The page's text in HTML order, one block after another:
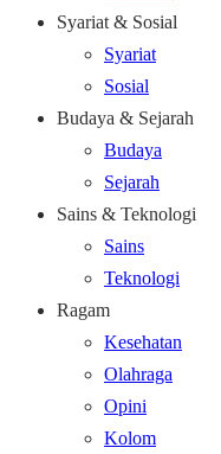
Syariat & Sosial
Syariat
Sosial
Budaya & Sejarah
Budaya
Sejarah
Sains & Teknologi
Sains
Teknologi
Ragam
Kesehatan
Olahraga
Opini
Kolom